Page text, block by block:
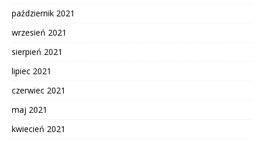
październik 2021
wrzesień 2021
sierpień 2021
lipiec 2021
czerwiec 2021
maj 2021
kwiecień 2021